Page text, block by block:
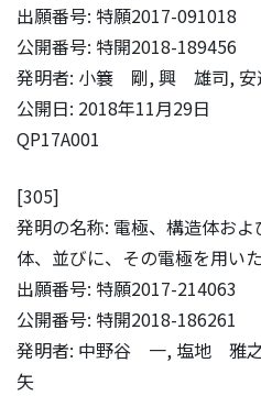
出願番号: 特願2017-091018
公開番号: 特開2018-189456
発明者: 小簔 剛, 興 雄司,
公開日: 2018年11月29日
QP17A001
[305]
発明の名称: 電極、構造体お
体、並びに、その電極を用い
出願番号: 特願2017-214063
公開番号: 特開2018-186261
発明者: 中野谷 一, 塩地 雅
矢